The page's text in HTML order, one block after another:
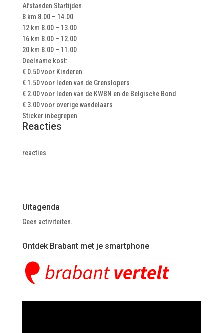
Afstanden Startijden
8 km 8.00 – 14.00
12 km 8.00 – 13.00
16 km 8.00 – 12.00
20 km 8.00 – 11.00
Deelname kost:
€ 0.50 voor Kinderen
€ 1.50 voor leden van de Grenslopers
€ 2.00 voor leden van de KWBN en de Belgische Bond
€ 3.00 voor overige wandelaars
Sticker inbegrepen
Reacties
reacties
Uitagenda
Geen activiteiten.
Ontdek Brabant met je smartphone